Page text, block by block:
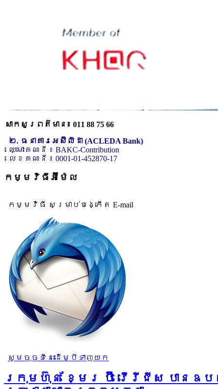
សាកសួរពត៌មាន៖ 011 88 75 66
២. ធនាគារអេស៊ីលីដា (ACLEDA Bank)
ឈ្មោះគណនី ៖ BAKC-Contribution
លេខគណនី ៖ 0001-01-452870-17
កម្មវិធីអ៊ីម៉ែល
កម្មវិធី សម្រាប់បង្កើត E-mail
សូមចុចទីនេះដើម្បីទាញយក
ក្រុមហ៊ុន ខ្មែរ ប៊ឺ វើរីជីស បានឧ